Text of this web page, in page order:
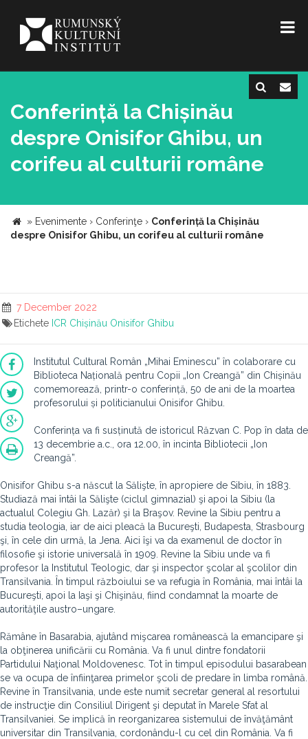
Conferință la Chișinău
despre Onisifor Ghibu, un
corifeu al culturii române
» Evenimente › Conferinţe › Conferință la Chișinău
despre Onisifor Ghibu, un corifeu al culturii române
7 December 2022
Etichete ICR Chișinău Onisifor Ghibu
Institutul Cultural Român „Mihai Eminescu” în colaborare cu
Biblioteca Națională pentru Copii „Ion Creangă” din Chișinău
comemorează, printr-o conferință, 50 de ani de la moartea
profesorului și politicianului Onisifor Ghibu.
Conferința va fi susținută de istoricul Răzvan C. Pop în data de
13 decembrie a.c., ora 12.00, în incinta Bibliotecii „Ion
Creangă”.
Onisifor Ghibu s-a născut la Sălişte, în apropiere de Sibiu, în 1883.
Studiază mai întâi la Sălişte (ciclul gimnazial) şi apoi la Sibiu (la
actualul Colegiu Gh. Lazăr) şi la Braşov. Revine la Sibiu pentru a
studia teologia, iar de aici pleacă la Bucureşti, Budapesta, Strasbourg
şi, în cele din urmă, la Jena. Aici îşi va da examenul de doctor în
filosofie şi istorie universală în 1909. Revine la Sibiu unde va fi
profesor la Institutul Teologic, dar şi inspector şcolar al şcolilor din
Transilvania. În timpul războiului se va refugia în România, mai întâi la
Bucureşti, apoi la Iaşi şi Chişinău, fiind condamnat la moarte de
autorităţile austro–ungare.
Rămâne în Basarabia, ajutând mişcarea românească la emancipare şi
la obţinerea unificării cu România. Va fi unul dintre fondatorii
Partidului Naţional Moldovenesc. Tot în timpul episodului basarabean
se va ocupa de înfiinţarea primelor şcoli de predare în limba română.
Revine în Transilvania, unde este numit secretar general al resortului
de instrucţie din Consiliul Dirigent şi deputat în Marele Sfat al
Transilvaniei. Se implică în reorganizarea sistemului de învăţământ
universitar din Transilvania, cordonându-l cu cel din România. Va fi